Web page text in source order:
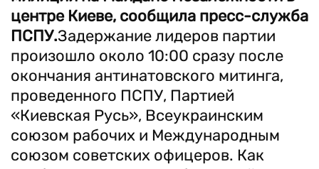
центре Киеве, сообщила пресс-служба
ПСПУ.Задержание лидеров партии
произошло около 10:00 сразу после
окончания антинатовского митинга,
проведенного ПСПУ, Партией
«Киевская Русь», Всеукраинским
союзом рабочих и Международным
союзом советских офицеров. Как